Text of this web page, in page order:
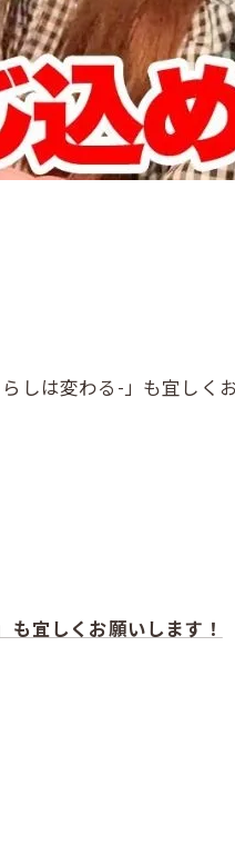
しは変わる-」も宜しく
も宜しくお願いします！